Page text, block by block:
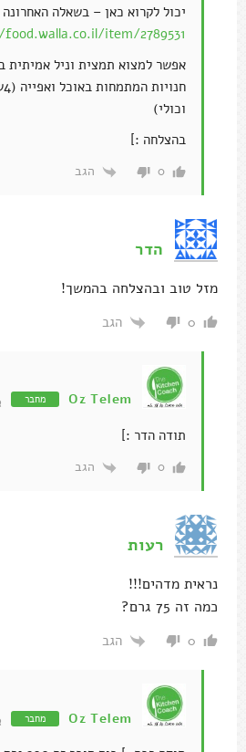
יכול לקרוא כאן – בשאלה
item/2789531
אפשר למצוא תמצית וניל אמיתית
וכולי)
בהצלחה :]
0 הגב
הדר
מזל טוב ובהצלחה בהמשך!
0 הגב
Oz Telem מחבר
תודה הדר :]
0 הגב
רעות
נראית מדהים!!!
כמה זה 75 גרם?
0 הגב
Oz Telem מחבר